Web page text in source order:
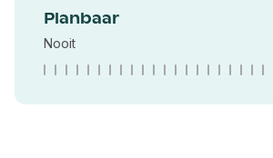
Planbaar
Nooit